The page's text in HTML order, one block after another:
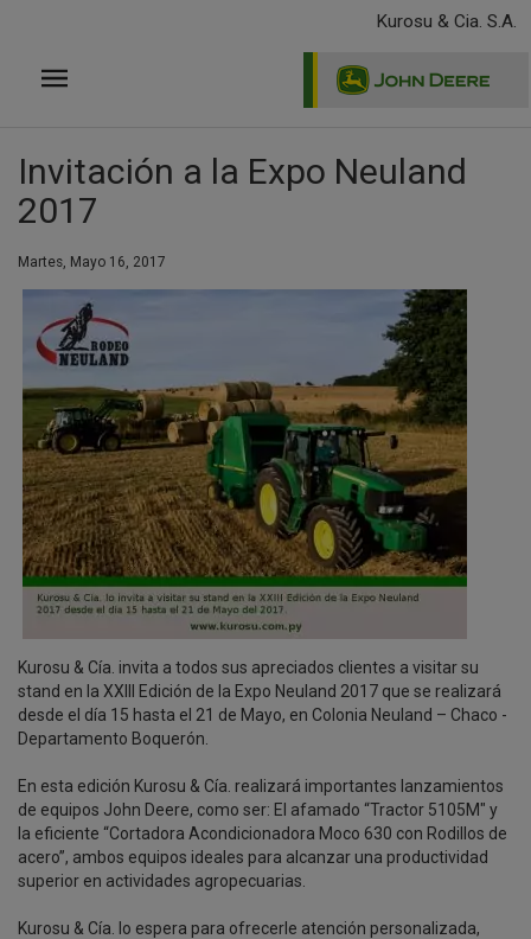
principal
Kurosu & Cia. S.A.
Invitación a la Expo Neuland
2017
Martes, Mayo 16, 2017
Kurosu & Cía. invita a todos sus apreciados clientes a visitar su
stand en la XXIII Edición de la Expo Neuland 2017 que se realizará
desde el día 15 hasta el 21 de Mayo, en Colonia Neuland – Chaco -
Departamento Boquerón.
En esta edición Kurosu & Cía. realizará importantes lanzamientos
de equipos John Deere, como ser: El afamado “Tractor 5105M" y
la eficiente “Cortadora Acondicionadora Moco 630 con Rodillos de
acero”, ambos equipos ideales para alcanzar una productividad
superior en actividades agropecuarias.
Kurosu & Cía. lo espera para ofrecerle atención personalizada,